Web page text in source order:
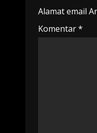
Alamat email
Komentar*